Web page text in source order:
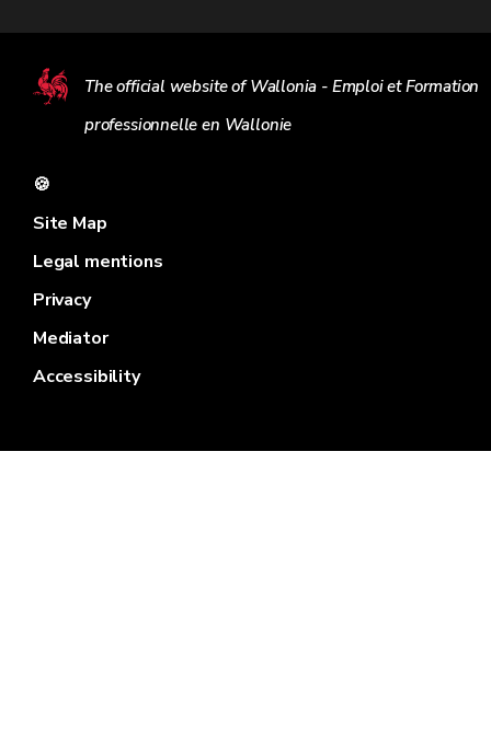
The official website of Wallonia - Emploi et Formation
professionnelle en Wallonie
🍪
Site Map
Legal mentions
Privacy
Mediator
Accessibility